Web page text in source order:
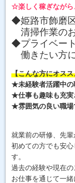
☆楽しく稼ぎなが
◆姫路市飾磨
清掃作業の
◆プライベー
働きたい方
【こんな方にオス
★未経験者活躍中の
★仕事も趣味も充実
★雰囲気の良い職場
就業前の研修、先
初めての方でも安
す。
過去の経験や現在の
お仕事を通じて一